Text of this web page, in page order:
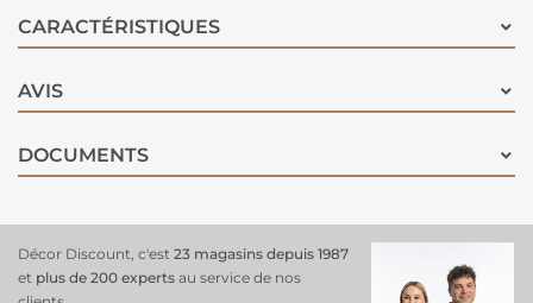
cuivre et galva, cette peinture s’applique sur des surfaces neuves, déjà
peintes, vernis ou légèrement rouillées. Elle combine la protection
une adhérence renforcée pour les matériaux lisses. Grâce à son
format aérosol pratique, l’application est facile, précise et sans
personnaliser meubles
CARACTÉRISTIQUES
AVIS
DOCUMENTS
Décor Discount, c'est 23 magasins depuis 1987
et plus de 200 experts au service de nos